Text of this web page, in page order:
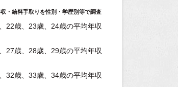
・給料手取りを性別・学歴別等で調査
22歳、23歳、24歳の平均年収
27歳、28歳、29歳の平均年収
32歳、33歳、34歳の平均年収